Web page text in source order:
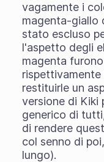
vagamente i
magenta-giallo
stato escluso
l'aspetto degli
magenta
rispettivamente
restituirle un
versione di Kiki
generico di
di rendere
col senno di
lungo).